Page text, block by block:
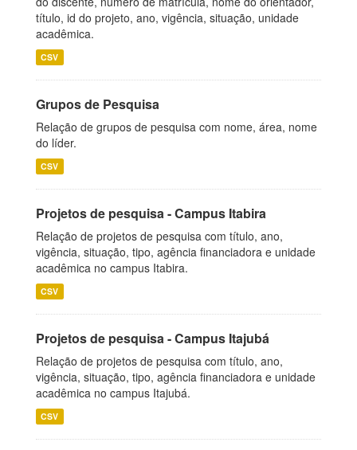
título, id do projeto, ano, vigência, situação, unidade
acadêmica.
CSV
Grupos de Pesquisa
Relação de grupos de pesquisa com nome, área, nome
do líder.
CSV
Projetos de pesquisa - Campus Itabira
Relação de projetos de pesquisa com título, ano,
vigência, situação, tipo, agência financiadora e unidade
acadêmica no campus Itabira.
CSV
Projetos de pesquisa - Campus Itajubá
Relação de projetos de pesquisa com título, ano,
vigência, situação, tipo, agência financiadora e unidade
acadêmica no campus Itajubá.
CSV